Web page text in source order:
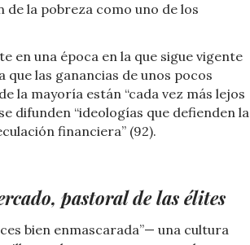
la pobreza como uno de los
en una época en la que sigue vigente
que las ganancias de unos pocos
la mayoría están “cada vez más lejos
difunden “ideologías que defienden la
financiera” (92).
pastoral de las élites
bien enmascarada”— una cultura